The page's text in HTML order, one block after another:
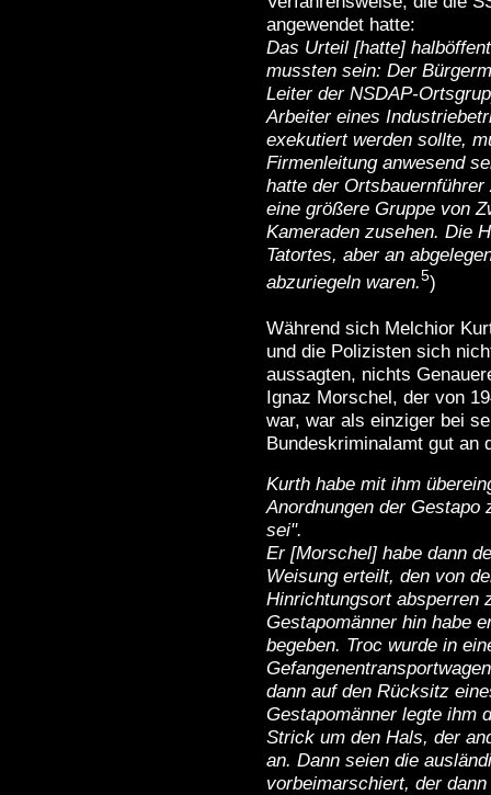
angewendet hatte:
Das Urteil [hatte]
mussten sein: Der
Leiter der NSDAP-
Arbeiter eines
exekutiert werden sollte,
Firmenleitung anwesend
hatte der
eine größere Gruppe von
Kameraden zusehen. Die
Tatortes, aber an
abzuriegeln waren.5)
Während sich Melchior
und die Polizisten sich
aussagten, nichts
Ignaz Morschel, der von
war, war als einziger bei
Bundeskriminalamt gut an
Kurth habe mit ihm
Anordnungen der
sei".
Er [Morschel] habe dann
Weisung erteilt, den von
Hinrichtungsort absperren
Gestapomänner hin habe
begeben. Troc wurde in
dann auf den Rücksitz
Gestapomänner legte ihm
Strick um den Hals, der
an. Dann seien die
vorbeimarschiert, der